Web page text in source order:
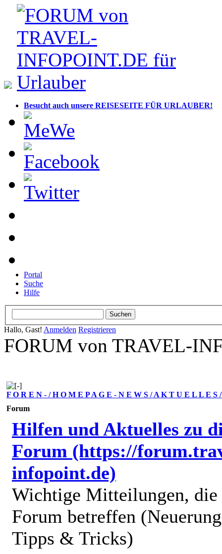
Besucht auch unsere REISESEITE FÜR URLAUBER!
Portal
Suche
Hilfe
Hallo, Gast! Anmelden Registrieren
FORUM von TRAVEL-
F O R E N - / H O M E P A G E - N E W S / A K T U E L L E S
Forum
Hilfen und Aktuelles zu
Forum (https://
infopoint.de)
Wichtige Mitteilungen, die
Forum betreffen
Tipps & Tricks)